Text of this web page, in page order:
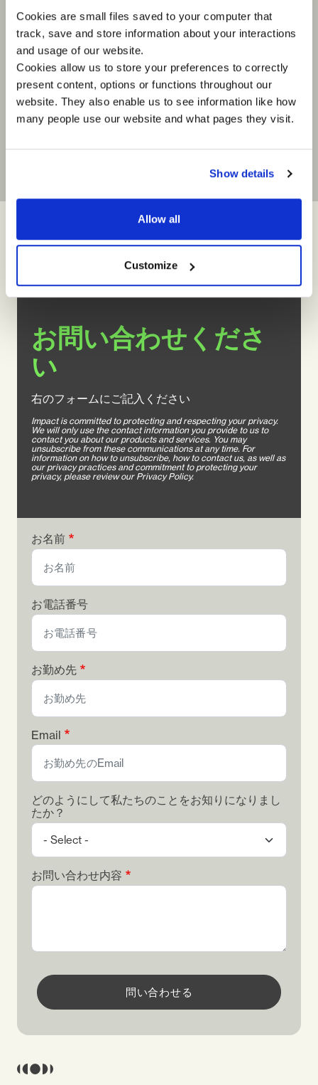
Cookies are small files saved to your computer that
track, save and store information about your interactions
and usage of our website.
Cookies allow us to store your preferences to correctly
present content, options or functions throughout our
website. They also enable us to see information like how
many people use our website and what pages they visit.
Show details
Allow all
Customize
Borealis
“To develop senior middle managers
into real leaders requires a journey
which takes them out of their
personal comfort zone to unleash
their potential. At Borealis we are
convinced that the return on this
investment is contributing to our
"We
journey."
お問い合わせくださ
い
右のフォームにご記入ください
Impact is committed to protecting and respecting your privacy.
We will only use the contact information you provide to us to
contact you about our products and services. You may
unsubscribe from these communications at any time. For
information on how to unsubscribe, how to contact us, as well as
our privacy practices and commitment to protecting your
privacy, please review our Privacy Policy.
お名前
お電話番号
お勤め先
Email
どのようにして私たちのことをお知りになりまし
たか？
お問い合わせ内容
問い合わせる